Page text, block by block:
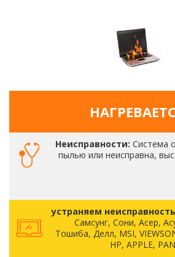
Неисправности: Система
пылью или неисправна,
устраняем
Самсунг, Сони, Асер,
Тошиба, Делл, MSI,
HP, APPLE,